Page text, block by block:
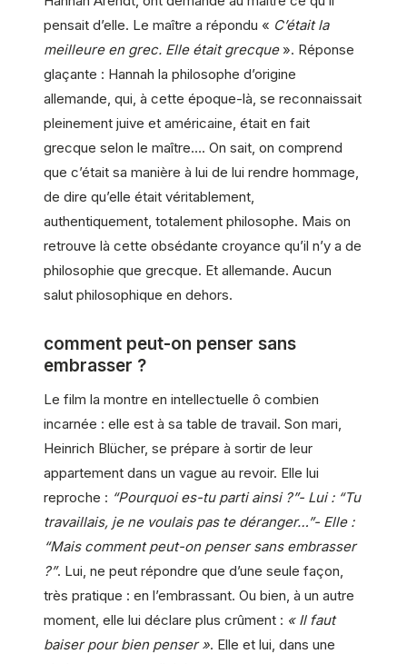
pensait d’elle. Le maître a répondu « C’était la
meilleure en grec. Elle était grecque». Réponse
glaçante : Hannah la philosophe d’origine
allemande, qui, à cette époque-là, se reconnaissait
pleinement juive et américaine, était en fait
grecque selon le maître…. On sait, on comprend
que c’était sa manière à lui de lui rendre hommage,
de dire qu’elle était véritablement,
authentiquement, totalement philosophe. Mais on
retrouve là cette obsédante croyance qu’il n’y a de
philosophie que grecque. Et allemande. Aucun
salut philosophique en dehors.
comment peut-on penser sans
embrasser ?
Le film la montre en intellectuelle ô combien
incarnée : elle est à sa table de travail. Son mari,
Heinrich Blücher, se prépare à sortir de leur
appartement dans un vague au revoir. Elle lui
reproche : “Pourquoi es-tu parti ainsi ?”- Lui : “Tu
travaillais, je ne voulais pas te déranger…”- Elle :
“Mais comment peut-on penser sans embrasser
?”. Lui, ne peut répondre que d’une seule façon,
très pratique : en l’embrassant. Ou bien, à un autre
moment, elle lui déclare plus crûment : « Il faut
baiser pour bien penser ». Elle et lui, dans une